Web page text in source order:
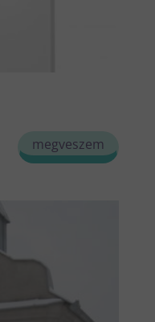
megveszem